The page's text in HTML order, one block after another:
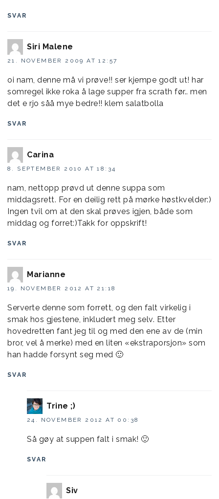
SVAR
Siri Malene
21. NOVEMBER 2009 AT 12:57
oi nam, denne må vi prøve!! ser kjempe godt ut! har
somregel ikke roka å lage supper fra scrath før.. men
det e rjo såå mye bedre!! klem salatbolla
SVAR
Carina
8. SEPTEMBER 2010 AT 18:34
nam, nettopp prøvd ut denne suppa som
middagsrett. For en deilig rett på mørke høstkvelder:)
Ingen tvil om at den skal prøves igjen, både som
middag og forret:)Takk for oppskrift!
SVAR
Marianne
19. NOVEMBER 2012 AT 21:18
Serverte denne som forrett, og den falt virkelig i
smak hos gjestene, inkludert meg selv. Etter
hovedretten fant jeg til og med den ene av de (min
bror, vel å merke) med en liten «ekstraporsjon» som
han hadde forsynt seg med 🙂
SVAR
Trine ;)
24. NOVEMBER 2012 AT 00:38
Så gøy at suppen falt i smak! 🙂
SVAR
Siv